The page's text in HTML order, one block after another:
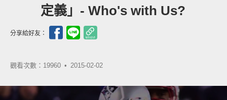
定義」- Who's with Us?
分享給好友：
觀看次數：19960 • 2015-02-02